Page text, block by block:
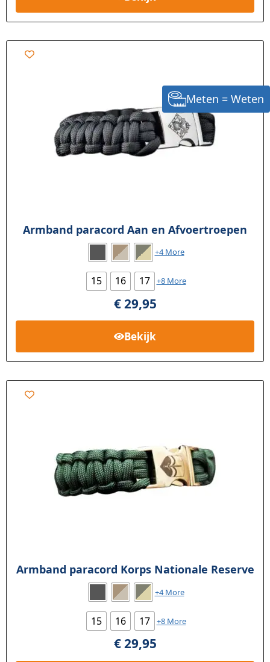
Armband paracord Aan en Afvoertroepen
+4 More
15 16 17 +8 More
€29,95
Bekijk
Armband paracord Korps Nationale Reserve
+4 More
15 16 17 +8 More
€29,95
Meten = Weten